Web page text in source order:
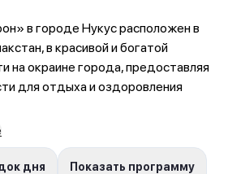
в городе Нукус расположен в
в красивой и богатой
на окраине города, предоставляя
для отдыха и оздоровления
дня Показать программу